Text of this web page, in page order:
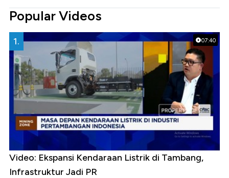
Popular Videos
07:40
1.
Video: Ekspansi Kendaraan Listrik di Tambang,
Infrastruktur Jadi PR